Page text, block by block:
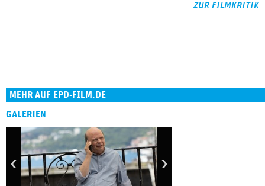
ZUR FILMKRITIK
MEHR AUF EPD-FILM.DE
GALERIEN